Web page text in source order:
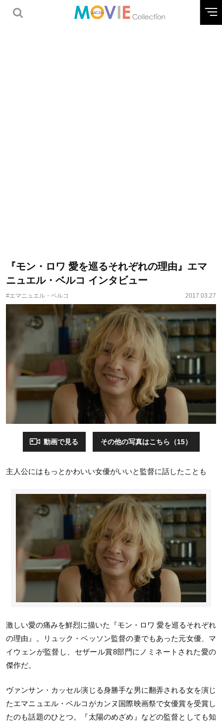
『モン・ロワ 愛を巡るそれぞれの理由』エマ
ニュエル・ベルコ インタビュー
#エマニュエル・ベルコ 2017.03.27
動画で見る その他の写真はこちら（15）
主人公にはもっとかわいい女優がいいと監督に話したことも
激しい愛の痛みを鮮烈に描いた『モン・ロワ 愛を巡るそれぞれ
の理由』。リュック・ベッソン監督の妻でもあった元女優、マ
イウェンが監督し、セザール賞8部門にノミネートされた愛の
傑作だ。
ヴァンサン・カッセル演じる身勝手な男に翻弄される女を演じ
たエマニュエル・ベルコがカンヌ国際映画祭で女優賞を受賞し
たのも話題のひとつ。『太陽のめざめ』などの監督としても知